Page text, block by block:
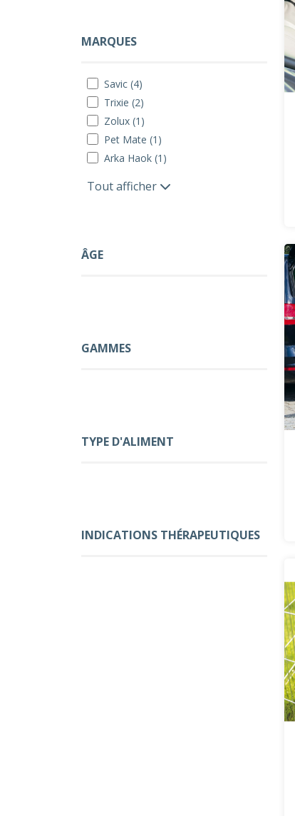
MARQUES
Savic (4)
Trixie (2)
Zolux (1)
Pet Mate (1)
Arka Haok (1)
Tout afficher
ÂGE
GAMMES
TYPE D'ALIMENT
INDICATIONS THÉRAPEUTIQUES